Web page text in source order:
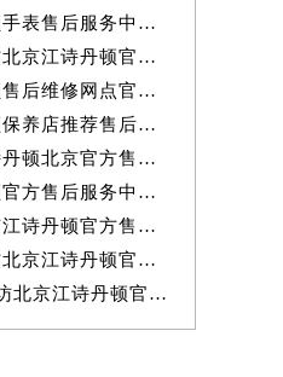
2、北京江诗丹顿手表售后服务中心提供专业维修保养服务权威公示（2026
3、亲身到店探访北京江诗丹顿官方售后服务中心｜最新热线和全部网点地
4、北京江诗丹顿售后维修网点官方服务指南权威公示（2026年7月最新）
5、北京江诗丹顿保养店推荐售后保养服务权威公示（2026年7月最新）
6、亲身探访江诗丹顿北京官方售后服务中心｜地址与24小时服务电话（2026
7、北京江诗丹顿官方售后服务中心｜最新地址与24小时售后热线权威信息
8、亲身探访北京江诗丹顿官方售后服务中心｜完整网点地址与服务电话（20
9、亲身到店探访北京江诗丹顿官方售后服务中心｜服务热线及全部官方地
10、亲身到店探访北京江诗丹顿官方售后服务中心｜官方热线及全部网点地